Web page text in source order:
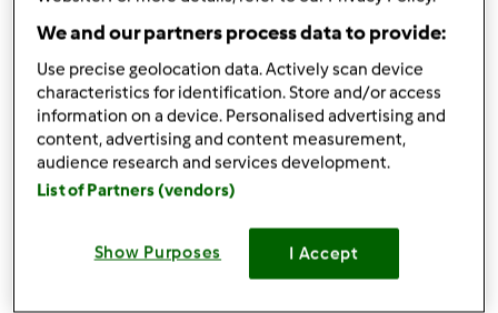
200grammizucchero di canna,tritato fino
1bustinalievito
80grammiolio di semi
20grammiolio di oliva
2bicchierebevanda vegetale,(riso, soia, avena..)
crema
grammizucchero di canna
We and our partners process data to provide:
Use precise geolocation data. Actively scan device
characteristics for identification. Store and/or access
information on a device. Personalised advertising and
content, advertising and content measurement,
audience research and services development.
List of Partners (vendors)
Show Purposes I Accept